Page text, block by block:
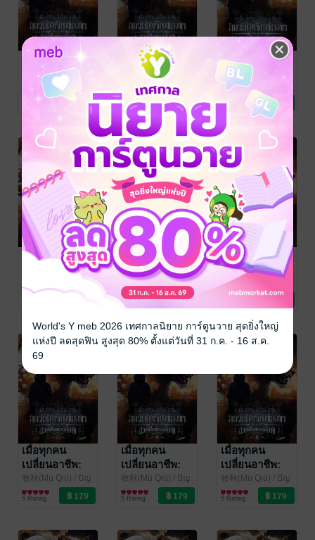
เมื่อทุกคน
เปลี่ยนอาชีพ:
สัตว์อัญเชิญของ
ข้าล้วนเป็น
ขนาดยักษ์! เล่ม
牧秋(Mù Qiū) / ปัญ
ชลีย์ ทวีนันททรัพย์
แปล
kawebook.com
นิยายแฟนตาซี
เมื่อทุกคน
เปลี่ยนอาชีพ:
สัตว์อัญเชิญของ
ข้าล้วนเป็น
ขนาดยักษ์! เล่ม
15
牧秋(Mù Qiū) / ปัญ
ชลีย์ ทวีนันททรัพย์
แปล/
kawebook.com
นิยายแฟนตาซี
5 Rating
เมื่อทุกคน
เปลี่ยนอาชีพ:
สัตว์อัญเชิญของ
ข้าล้วนเป็น
ขนาดยักษ์! เล่ม
14
牧秋(Mù Qiū) / ปัญ
ชลีย์ ทวีนันททรัพย์
kawebook.com
นิยายแฟนตาซี
5 Rating
เมื่อทุกคน
เปลี่ยนอาชีพ:
สัตว์อัญเชิญของ
ข้าล้วนเป็น
13
牧秋(Mù Qiū) / ปัญ
ชลีย์ ทวีนันททรัพย์
นิยายแฟนตาซี
เมื่อทุกคน
เปลี่ยนอาชีพ:
สัตว์อัญเชิญของ
ข้าล้วนเป็น
ขนาดยักษ์! เล่ม
12
牧秋(Mù Qiū) / ปัญ
ชลีย์ ทวีนันททรัพย์
แปล/
kawebook.com
นิยายแฟนตาซี
5 Rating
เมื่อทุกคน
เปลี่ยนอาชีพ:
สัตว์อัญเชิญของ
ข้าล้วนเป็น
ขนาดยักษ์! เล่ม
11
牧秋(Mù Qiū) / ปัญ
ชลีย์ ทวีนันททรัพย์
แปล/
kawebook.com
นิยายแฟนตาซี
เมื่อทุกคน
เปลี่ยนอาชีพ:
สัตว์อัญเชิญของ
ข้าล้วนเป็น
ขนาดยักษ์! เล่ม
牧秋(Mù Qiū) / ปัญ
ชลีย์ ทวีนันททรัพย์
แปล
นิยายแฟนตาซี
5 Rating
เมื่อทุกคน
เปลี่ยนอาชีพ:
สัตว์อัญเชิญของ
ข้าล้วนเป็น
ขนาดยักษ์! เล่ม
牧秋(Mù Qiū) / ปัญ
ชลีย์ ทวีนันททรัพย์
แปล
นิยายแฟนตาซี
5 Rating
เมื่อทุกคน
เปลี่ยนอาชีพ:
สัตว์อัญเชิญของ
ข้าล้วนเป็น
ขนาดยักษ์! เล่ม
牧秋(Mù Qiū) / ปัญ
ชลีย์ ทวีนันททรัพย์
แปล
นิยายแฟนตาซี
5 Rating
World's Y meb 2026 เทศกาลนิยาย การ์ตูนวาย สุดยิ่งใหญ่
แห่งปี ลดสุดฟิน สูงสุด 80% ตั้งแต่วันที่ 31 ก.ค. - 16 ส.ค.
69